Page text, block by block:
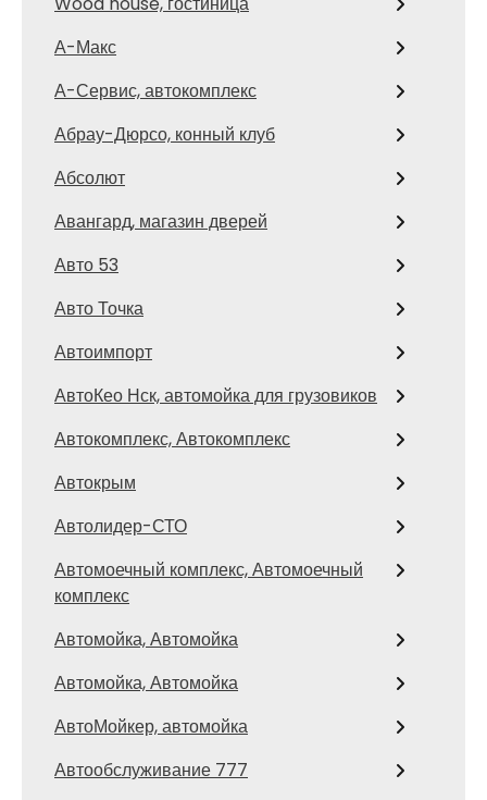
А-Макс
А-Сервис, автокомплекс
Абрау-Дюрсо, конный клуб
Абсолют
Авангард, магазин дверей
Авто 53
Авто Точка
Автоимпорт
АвтоКео Нск, автомойка для грузовиков
Автокомплекс, Автокомплекс
Автокрым
Автолидер-СТО
Автомоечный комплекс, Автомоечный
комплекс
Автомойка, Автомойка
Автомойка, Автомойка
АвтоМойкер, автомойка
Автообслуживание 777